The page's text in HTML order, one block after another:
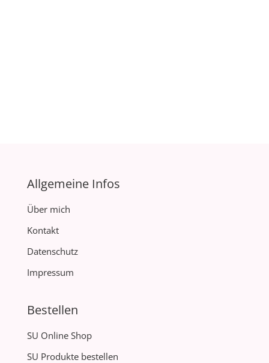
Allgemeine Infos
Über mich
Kontakt
Datenschutz
Impressum
Bestellen
SU Online Shop
SU Produkte bestellen